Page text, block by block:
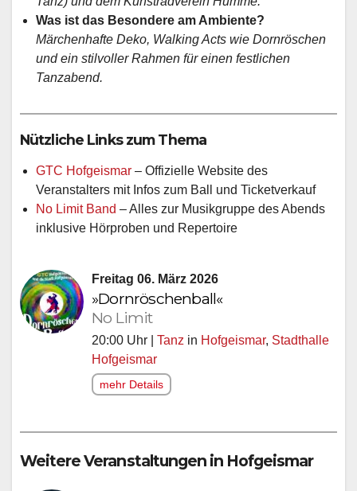
Was ist das Besondere am Ambiente?
Märchenhafte Deko, Walking Acts wie Dornröschen
und ein stilvoller Rahmen für einen festlichen
Tanzabend.
Nützliche Links zum Thema
GTC Hofgeismar – Offizielle Website des
Veranstalters mit Infos zum Ball und Ticketverkauf
No Limit Band – Alles zur Musikgruppe des Abends
inklusive Hörproben und Repertoire
Freitag 06. März 2026
»Dornröschenball«
No Limit
20:00 Uhr | Tanz in Hofgeismar, Stadthalle
Hofgeismar
mehr Details
Weitere Veranstaltungen in Hofgeismar